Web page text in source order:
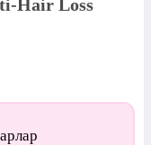
Hair Loss